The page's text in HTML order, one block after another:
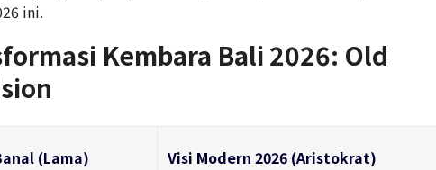
ini.
Kembara Bali 2026: Old
(Lama) Visi Modern 2026 (Aristokrat)